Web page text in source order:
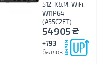
512, K&M, WiFi,
W11P64
(A55C2ET)
54905₴
+793
баллов